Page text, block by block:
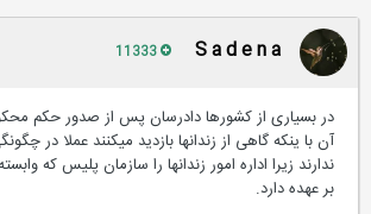
S a d e n a
در بسیاری از کشورها دادرسان پس از صدور حکم
آن با ینکه گاهی از زندانها بازدید میکنند عملا در
ندارند زیرا اداره امور زندانها را سازمان پلیس که
بر عهده دارد.